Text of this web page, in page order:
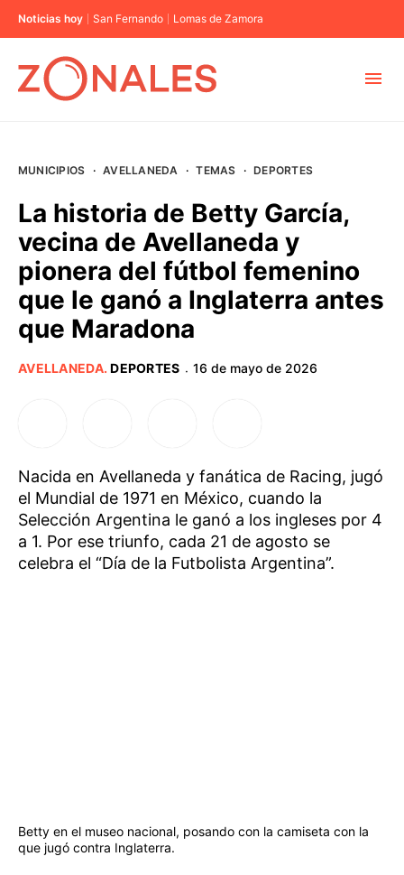
Noticias hoy San Fernando Lomas de Zamora
BUENOS AIRES
PROVINCIAS
MUNICIPIOS · AVELLANEDA · TEMAS · DEPORTES
La historia de Betty García,
vecina de Avellaneda y
pionera del fútbol femenino
que le ganó a Inglaterra antes
que Maradona
AVELLANEDA.DEPORTES · 16 de mayo de 2026
Nacida en Avellaneda y fanática de Racing, jugó
el Mundial de 1971 en México, cuando la
Selección Argentina le ganó a los ingleses por 4
a 1. Por ese triunfo, cada 21 de agosto se
celebra el “Día de la Futbolista Argentina”.
Betty en el museo nacional, posando con la camiseta con la
que jugó contra Inglaterra.